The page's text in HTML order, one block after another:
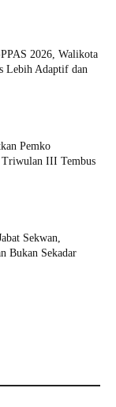
2026, Walikota
Lebih Adaptif dan
Pemko
III Tembus
Sekwan,
Bukan Sekadar